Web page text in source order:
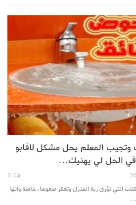
المعلم يحل مشكل لافابو
الحل لي يهنيك…
التي تؤرق ربة المنزل وتعكر صفوها، خاصة وأنها